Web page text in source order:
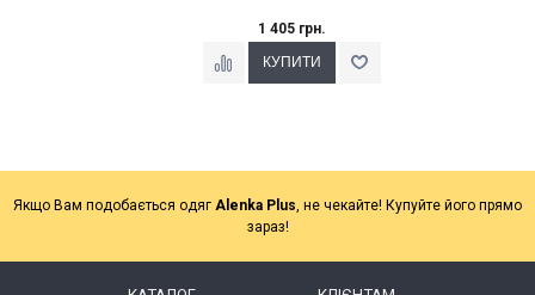
1 405 грн.
Якщо Вам подобається одяг Alenka Plus, не чекайте! Купуйте його прямо
зараз!